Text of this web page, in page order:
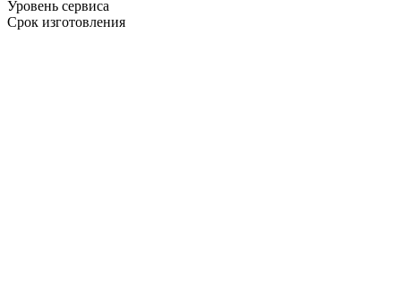
Уровень сервиса
Срок изготовления